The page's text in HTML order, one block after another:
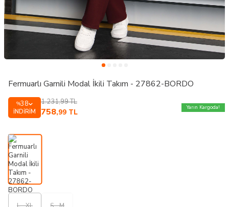
Fermuarlı Garnili Modal İkili Takım - 27862-BORDO
%38
İNDIRIM
1.231,99TL
758,99 TL
Yarın Kargoda!
L - XL S - M